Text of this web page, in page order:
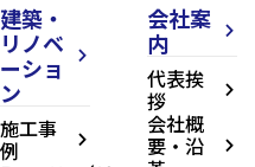
建築・
リノベ
ーショ
ン
arrow_forward_ios
施工事
例 arrow_forward_ios
会社案
内
arrow_forward_ios
代表挨
拶 arrow_forward_ios
会社概
要・沿 arrow_forward_ios